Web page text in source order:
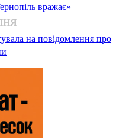
вражає»
на повідомлення про